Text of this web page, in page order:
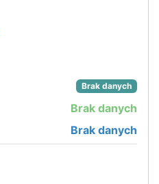
Brak danych
Brak danych
Brak danych